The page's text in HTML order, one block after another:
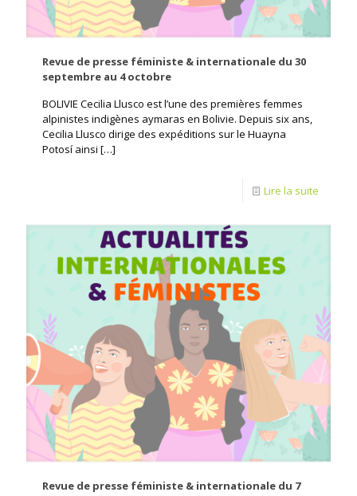
Revue de presse féministe & internationale du 30
septembre au 4 octobre
BOLIVIE Cecilia Llusco est l’une des premières femmes
alpinistes indigènes aymaras en Bolivie. Depuis six ans,
Cecilia Llusco dirige des expéditions sur le Huayna
Potosí ainsi […]
Lire la suite
Revue de presse féministe & internationale du 7